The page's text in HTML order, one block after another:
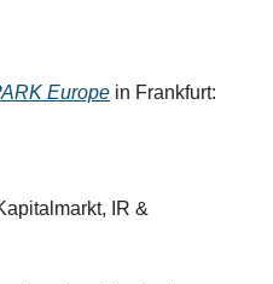
Europe in Frankfurt:
IR &